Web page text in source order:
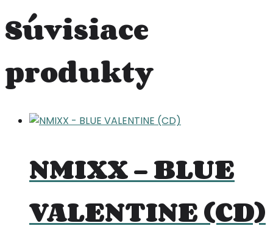
Súvisiace
produkty
NMIXX – BLUE
VALENTINE (CD)